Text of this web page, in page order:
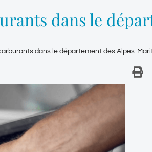
dans le
dans le département des Alpes-